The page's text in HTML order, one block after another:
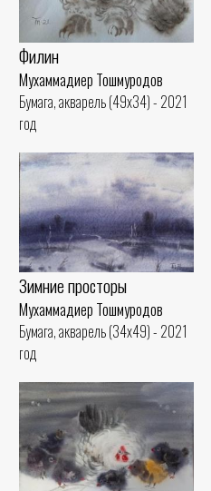
Филин
Мухаммадиер Тошмуродов
Бумага, акварель (49x34) - 2021
год
Зимние просторы
Мухаммадиер Тошмуродов
Бумага, акварель (34x49) - 2021
год